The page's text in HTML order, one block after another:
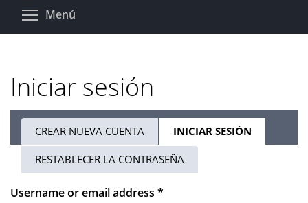
Pasar
Menú
Iniciar sesión
Solapas
principales
CREAR NUEVA CUENTA INICIAR SESIÓN
ACTIVA)
RESTABLECER LA CONTRASEÑA
Username or email address *